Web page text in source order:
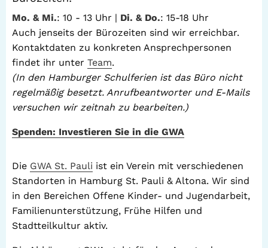
Mo. & Mi.: 10 - 13 Uhr | Di. & Do.: 15-18 Uhr
Auch jenseits der Bürozeiten sind wir erreichbar.
Kontaktdaten zu konkreten Ansprechpersonen
findet ihr unter Team.
(In den Hamburger Schulferien ist das Büro nicht
regelmäßig besetzt. Anrufbeantworter und E-Mails
versuchen wir zeitnah zu bearbeiten.)
Spenden: Investieren Sie in die GWA
Die GWA St. Pauli ist ein Verein mit verschiedenen
Standorten in Hamburg St. Pauli & Altona. Wir sind
in den Bereichen Offene Kinder- und Jugendarbeit,
Familienunterstützung, Frühe Hilfen und
Stadtteilkultur aktiv.